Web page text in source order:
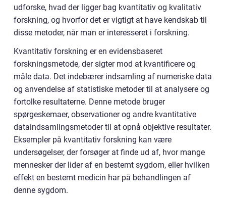
udforske, hvad der ligger bag kvantitativ og kvalitativ
forskning, og hvorfor det er vigtigt at have kendskab til
disse metoder, når man er interesseret i forskning.
Kvantitativ forskning er en evidensbaseret
forskningsmetode, der sigter mod at kvantificere og
måle data. Det indebærer indsamling af numeriske data
og anvendelse af statistiske metoder til at analysere og
fortolke resultaterne. Denne metode bruger
spørgeskemaer, observationer og andre kvantitative
dataindsamlingsmetoder til at opnå objektive resultater.
Eksempler på kvantitativ forskning kan være
undersøgelser, der forsøger at finde ud af, hvor mange
mennesker der lider af en bestemt sygdom, eller hvilken
effekt en bestemt medicin har på behandlingen af
denne sygdom.